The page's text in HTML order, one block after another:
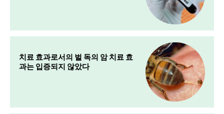
치료 효과로서의 벌 독의 암 치료 효
과는 입증되지 않았다